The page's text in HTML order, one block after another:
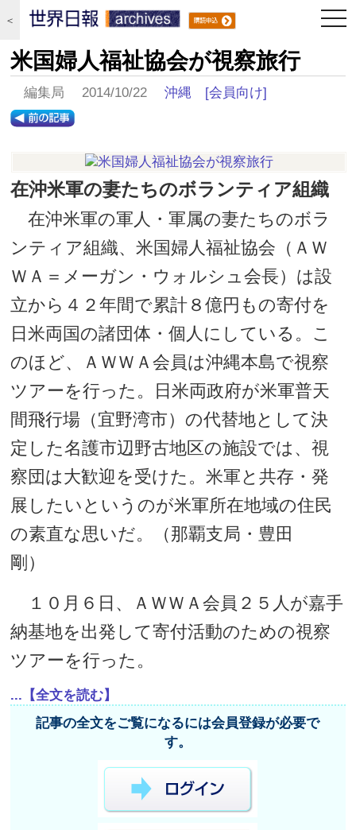
＜
米国婦人福祉協会が視察旅行
編集局 2014/10/22沖縄 [会員向け]
在沖米軍の妻たちのボランティア組織
在沖米軍の軍人・軍属の妻たちのボラ
ンティア組織、米国婦人福祉協会（ＡＷ
ＷＡ＝メーガン・ウォルシュ会長）は設
立から４２年間で累計８億円もの寄付を
日米両国の諸団体・個人にしている。こ
のほど、ＡＷＷＡ会員は沖縄本島で視察
ツアーを行った。日米両政府が米軍普天
間飛行場（宜野湾市）の代替地として決
定した名護市辺野古地区の施設では、視
察団は大歓迎を受けた。米軍と共存・発
展したいというのが米軍所在地域の住民
の素直な思いだ。（那覇支局・豊田
剛）
１０月６日、ＡＷＷＡ会員２５人が嘉手
納基地を出発して寄付活動のための視察
ツアーを行った。
...【全文を読む】
記事の全文をご覧になるには会員登録が必要で
す。